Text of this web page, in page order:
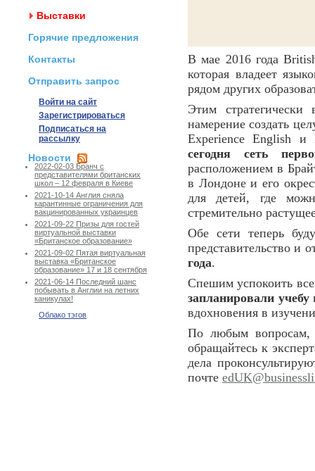
Выставки
Горячие предложения
Контакты
Отправить запрос
Войти на сайт
Зарегистрироваться
Подписаться на
рассылку
Новости
2022-02-03 Бранч с
представителями британских
школ – 12 февраля в Киеве
2021-10-14 Англия сняла
карантинные ограничения для
вакцинированных украинцев
2021-09-22 Призы для гостей
виртуальной выставки
«Британское образование»
2021-09-02 Пятая виртуальная
выставка «Британское
образование» 17 и 18 сентября
2021-06-14 Последний шанс
побывать в Англии на летних
каникулах!
Облако тэгов
В мае 2016 года
которая владеет
рядом других
Этим
намерение создать
Experience English
сегодня сеть
расположением в
в Лондоне и его
для детей, где
стремительно
Обе сети теперь
представительство и
года.
Спешим успокоить
запланировали учебу
вдохновения в
По любым вопросам,
обращайтесь к
дела
почте